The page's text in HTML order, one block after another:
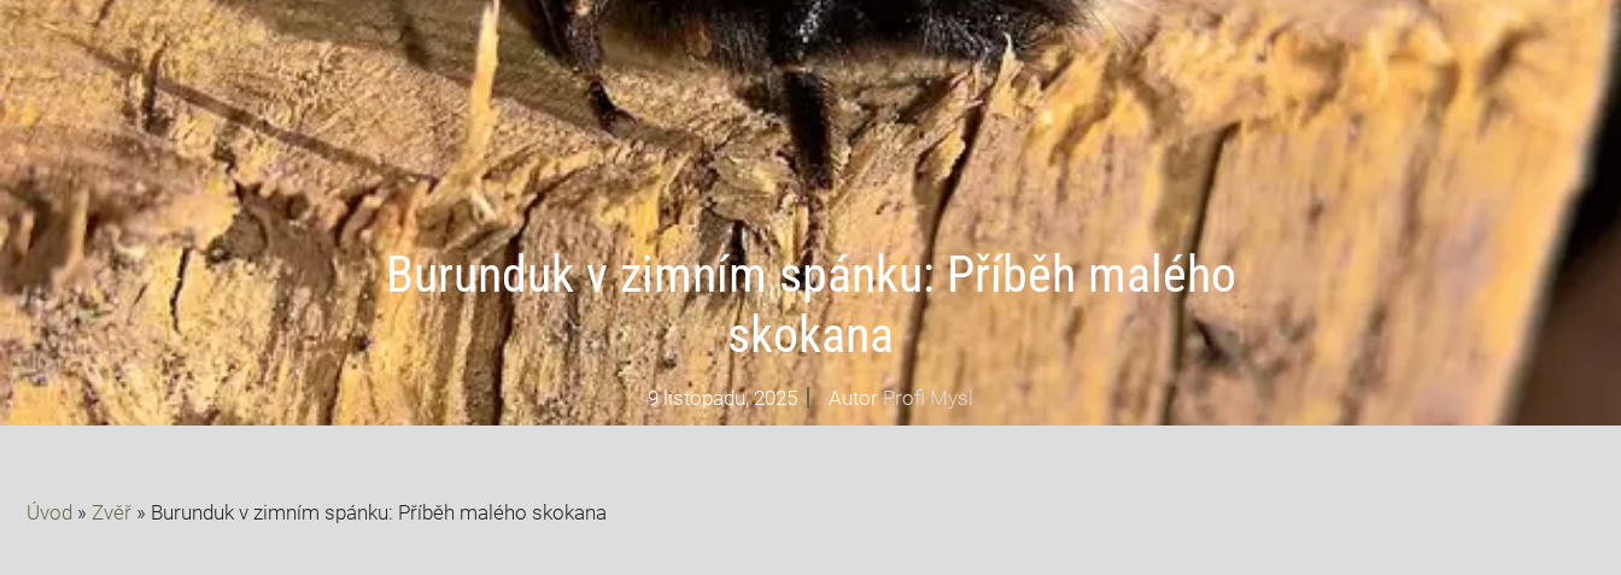
Burunduk v zimním spánku: Příběh malého
skokana
9 listopadu, 2025 AutorProfi Mysl
Úvod » Zvěř » Burunduk v zimním spánku: Příběh malého skokana